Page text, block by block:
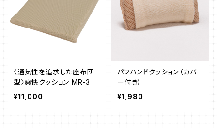
〈通気性を追求した座布団
型〉爽快クッション MR-3
¥11,000
パフハンドクッション（カバ
ー付き）
¥1,980